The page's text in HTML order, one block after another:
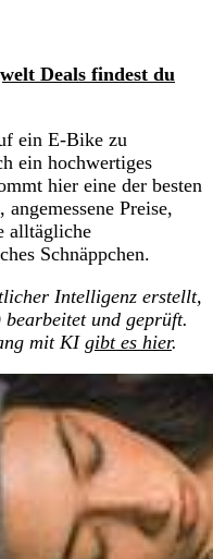
Deals findest du
ein E-Bike zu
ein hochwertiges
hier eine der besten
Preise,
alltägliche
Schnäppchen.
Intelligenz erstellt,
bearbeitet und geprüft.
mit KI gibt es hier.